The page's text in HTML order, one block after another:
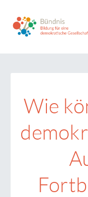
Wie